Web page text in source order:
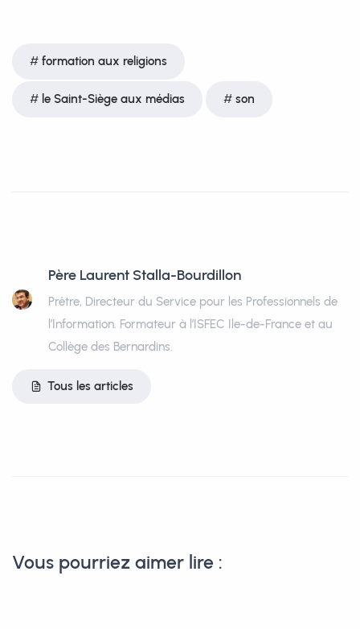
formation aux religions
le Saint-Siège aux médias son
Père Laurent Stalla-Bourdillon
Prêtre, Directeur du Service pour les Professionnels de
l’Information. Formateur à l’ISFEC Ile-de-France et au
Collège des Bernardins.
Tous les articles
Vous pourriez aimer lire :